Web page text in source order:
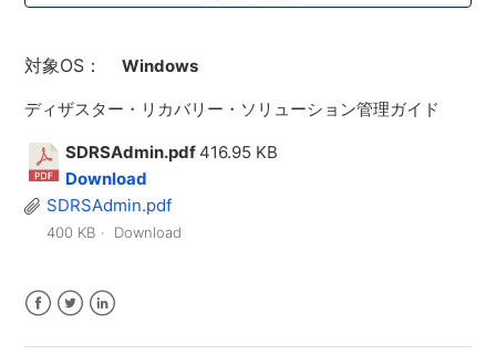
対象OS： Windows
ディザスター・リカバリー・ソリューション管理ガイド
SDRSAdmin.pdf 416.95 KB
Download
SDRSAdmin.pdf
400 KB Download